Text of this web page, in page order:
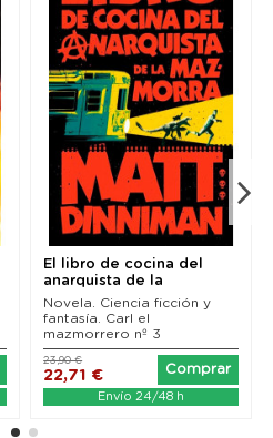
El libro de cocina del
anarquista de la
mazmorra (Carl el...
Novela. Ciencia ficción y
fantasía. Carl el
mazmorrero nº 3
22,71 €
23,90 €
Comprar
Envío 24/48 h